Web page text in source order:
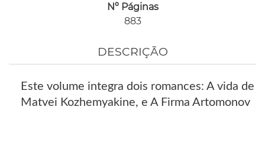
Nº Páginas
883
DESCRIÇÃO
Este volume integra dois romances: A vida de
Matvei Kozhemyakine, e A Firma Artomonov